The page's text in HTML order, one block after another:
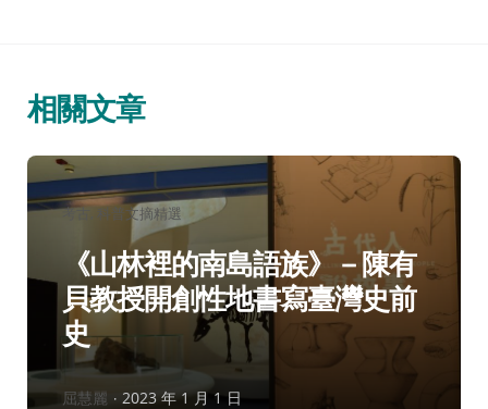
相關文章
分
考古 科普文摘精選
《山林裡的南島語族》－陳有
貝教授開創性地書寫臺灣史前
史
作
屈慧麗 2023 年 1 月 1 日